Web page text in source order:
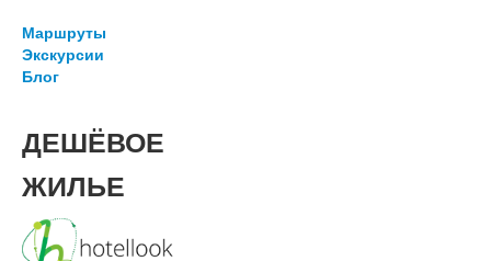
Маршруты
Экскурсии
Блог
ДЕШЁВОЕ
ЖИЛЬЕ